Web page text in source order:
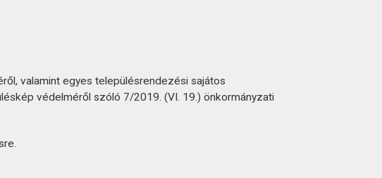
valamint egyes településrendezési sajátos
védelméről szóló 7/2019. (VI. 19.) önkormányzati